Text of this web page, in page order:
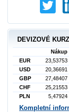
DEVIZOVÉ
Nákup
EUR
23,53753
USD
20,36691
GBP
27,48407
CHF
25,21553
PLN
5,47924
Kompletní